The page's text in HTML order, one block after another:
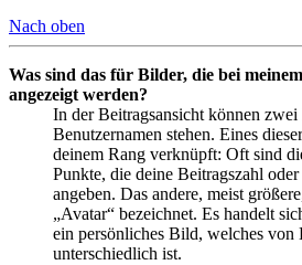
Nach oben
Was sind das für Bilder, die bei
angezeigt werden?
In der Beitragsansicht können
Benutzernamen stehen. Eines
deinem Rang verknüpft: Oft sind
Punkte, die deine Beitragszahl
angeben. Das andere, meist
„Avatar“ bezeichnet. Es handelt
ein persönliches Bild, welches von
unterschiedlich ist.